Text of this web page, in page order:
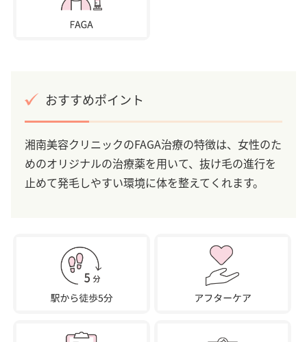
おすすめポイント
湘南美容クリニックのFAGA治療の特徴は、女性のた
めのオリジナルの治療薬を用いて、抜け毛の進行を
止めて発毛しやすい環境に体を整えてくれます。